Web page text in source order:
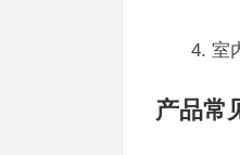
4. 室
产品常